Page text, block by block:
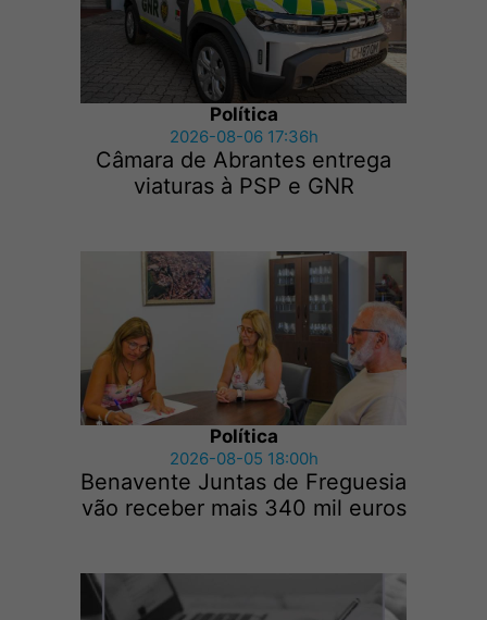
Política
2026-08-06 17:36h
Câmara de Abrantes entrega
viaturas à PSP e GNR
Política
2026-08-05 18:00h
Benavente Juntas de Freguesia
vão receber mais 340 mil euros